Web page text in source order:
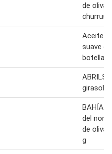
de oliva
Aceite
suave o
botella 1
girasol 1
BAHÍA
del
de oliva
g